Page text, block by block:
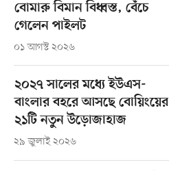
বোমারু বিমান বিধ্বস্ত, বেঁচে
গেলেন পাইলট
০১ আগস্ট ২০২৬
২০২৭ সালের মধ্যে ইউএস-
বাংলার বহরে আসছে বোয়িংয়ের
২১টি নতুন উড়োজাহাজ
২৯ জুলাই ২০২৬